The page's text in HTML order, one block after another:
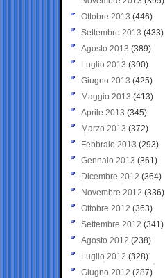
Ottobre 2013 (446)
Settembre 2013 (433)
Agosto 2013 (389)
Luglio 2013 (390)
Giugno 2013 (425)
Maggio 2013 (413)
Aprile 2013 (345)
Marzo 2013 (372)
Febbraio 2013 (293)
Gennaio 2013 (361)
Dicembre 2012 (364)
Novembre 2012 (336)
Ottobre 2012 (363)
Settembre 2012 (341)
Agosto 2012 (238)
Luglio 2012 (328)
Giugno 2012 (287)